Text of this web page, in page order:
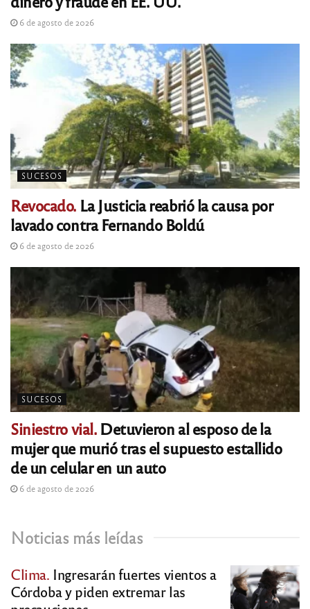
6 de agosto de 2026
SUCESOS
Revocado. La Justicia reabrió la causa por
lavado contra Fernando Boldú
6 de agosto de 2026
SUCESOS
Siniestro vial.Detuvieron al esposo de la
mujer que murió tras el supuesto estallido
de un celular en un auto
6 de agosto de 2026
Noticias más leídas
Clima. Ingresarán fuertes vientos a
Córdoba y piden extremar las